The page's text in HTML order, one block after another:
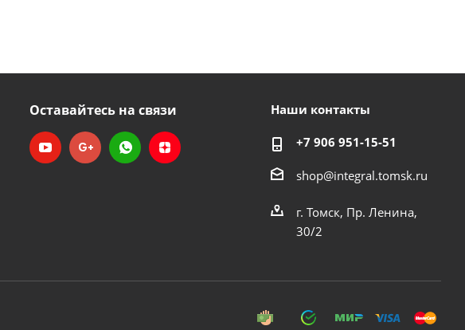
Оставайтесь на связи Наши контакты
+7 906 951-15-51
shop@integral.tomsk.ru
г. Томск, Пр. Ленина,
30/2